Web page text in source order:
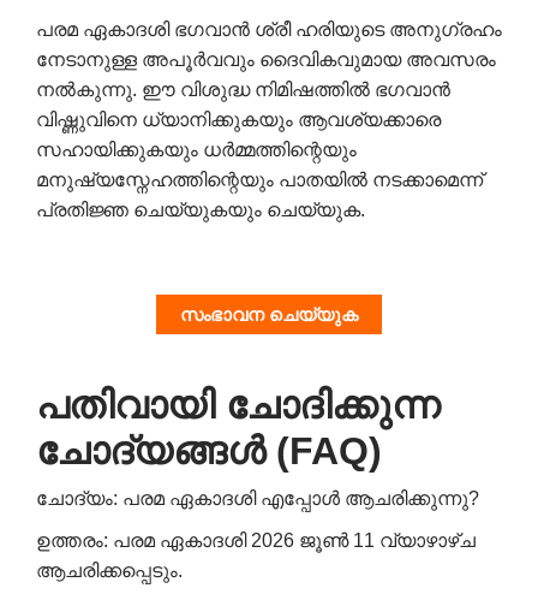
പരമ ഏകാദശി ഭഗവാൻ ശ്രീ ഹരിയുടെ അനുഗ്രഹം
നേടാനുള്ള അപൂർവവും ദൈവികവുമായ അവസരം
നൽകുന്നു. ഈ വിശുദ്ധ നിമിഷത്തിൽ ഭഗവാൻ
വിഷ്ണുവിനെ ധ്യാനിക്കുകയും ആവശ്യക്കാരെ
സഹായിക്കുകയും ധർമ്മത്തിന്റെയും
മനുഷ്യസ്നേഹത്തിന്റെയും പാതയിൽ നടക്കാമെന്ന്
പ്രതിജ്ഞ ചെയ്യുകയും ചെയ്യുക.
സംഭാവന ചെയ്യുക
പതിവായി ചോദിക്കുന്ന
ചോദ്യങ്ങൾ (FAQ)
ചോദ്യം: പരമ ഏകാദശി എപ്പോൾ ആചരിക്കുന്നു?
ഉത്തരം: പരമ ഏകാദശി 2026 ജൂൺ 11 വ്യാഴാഴ്ച
ആചരിക്കപ്പെടും.